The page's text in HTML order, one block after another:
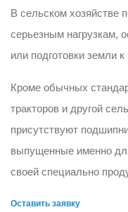
В сельском хозяйстве
серьезным нагрузкам,
или подготовки земли
Кроме обычных
тракторов и другой
присутствуют
выпущенные именно
своей специально
Оставить заявку